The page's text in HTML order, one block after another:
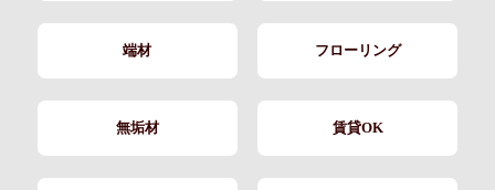
端材 フローリング
無垢材 賃貸OK